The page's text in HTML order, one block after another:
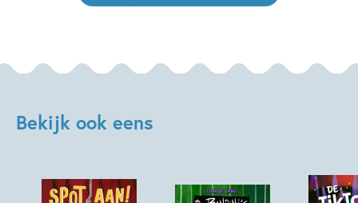
Bekijk ook eens